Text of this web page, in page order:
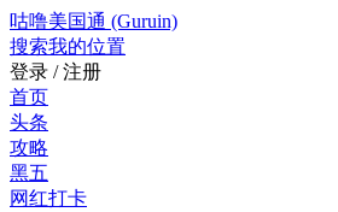
咕噜美国通 (Guruin)
搜索我的位置
登录 / 注册
首页
头条
攻略
黑五
网红打卡